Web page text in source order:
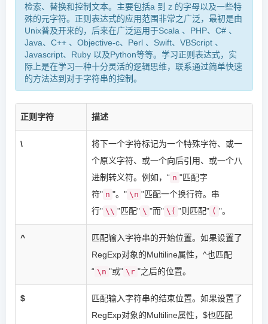
检索、替换和控制文本。主要包括a 到 z 的字母以及一些特
殊的元字符。正则表达式的应用范围非常之广泛，最初是由
Unix普及开来的，后来在广泛运用于Scala 、PHP、C# 、
Java、C++ 、Objective-c、Perl 、Swift、VBScript 、
Javascript、Ruby 以及Python等等。学习正则表达式，实
际上是在学习一种十分灵活的逻辑思维，联系通过简单快速
的方法达到对于字符串的控制。
正则字符 描述
\
将下一个字符标记为一个特殊字符、或一
个原义字符、或一个向后引用、或一个八
进制转义符。例如，“ n "匹配字
符" n "。" \n "匹配一个换行符。串
行" \\ "匹配" \ "而" \( "则匹配" ( "。
^
匹配输入字符串的开始位置。如果设置了
RegExp对象的Multiline属性，^也匹配
“ \n "或" \r "之后的位置。
$
匹配输入字符串的结束位置。如果设置了
RegExp对象的Multiline属性，$也匹配